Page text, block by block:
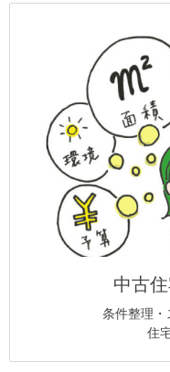
中古
条件整理・
住